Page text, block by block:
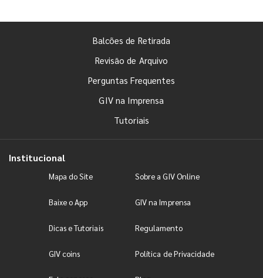
Balcões de Retirada
Revisão de Arquivo
Perguntas Frequentes
GIV na Imprensa
Tutoriais
Institucional
Mapa do Site Sobre a GIV Online
Baixe o App GIV na Imprensa
Dicas e Tutoriais Regulamento
GIV coins Política de Privacidade